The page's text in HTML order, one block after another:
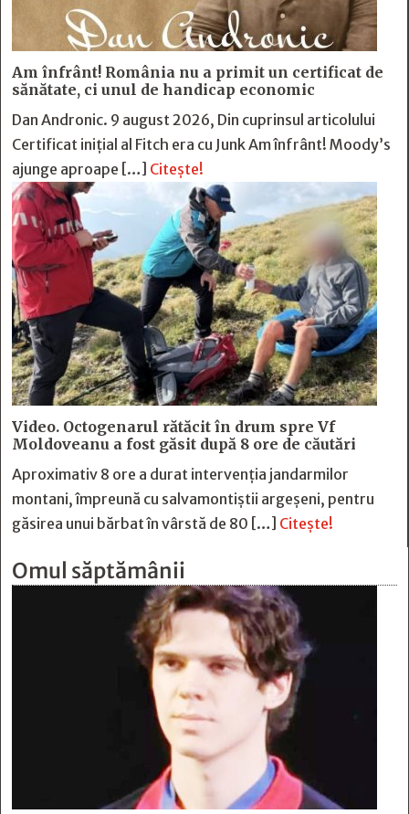
Am înfrânt! România nu a primit un certificat de
sănătate, ci unul de handicap economic
Dan Andronic. 9 august 2026, Din cuprinsul articolului
Certificat inițial al Fitch era cu Junk Am înfrânt! Moody’s
ajunge aproape […] Citește!
Video. Octogenarul rătăcit în drum spre Vf
Moldoveanu a fost găsit după 8 ore de căutări
Aproximativ 8 ore a durat intervenția jandarmilor
montani, împreună cu salvamontiștii argeșeni, pentru
găsirea unui bărbat în vârstă de 80 […] Citește!
Omul săptămânii